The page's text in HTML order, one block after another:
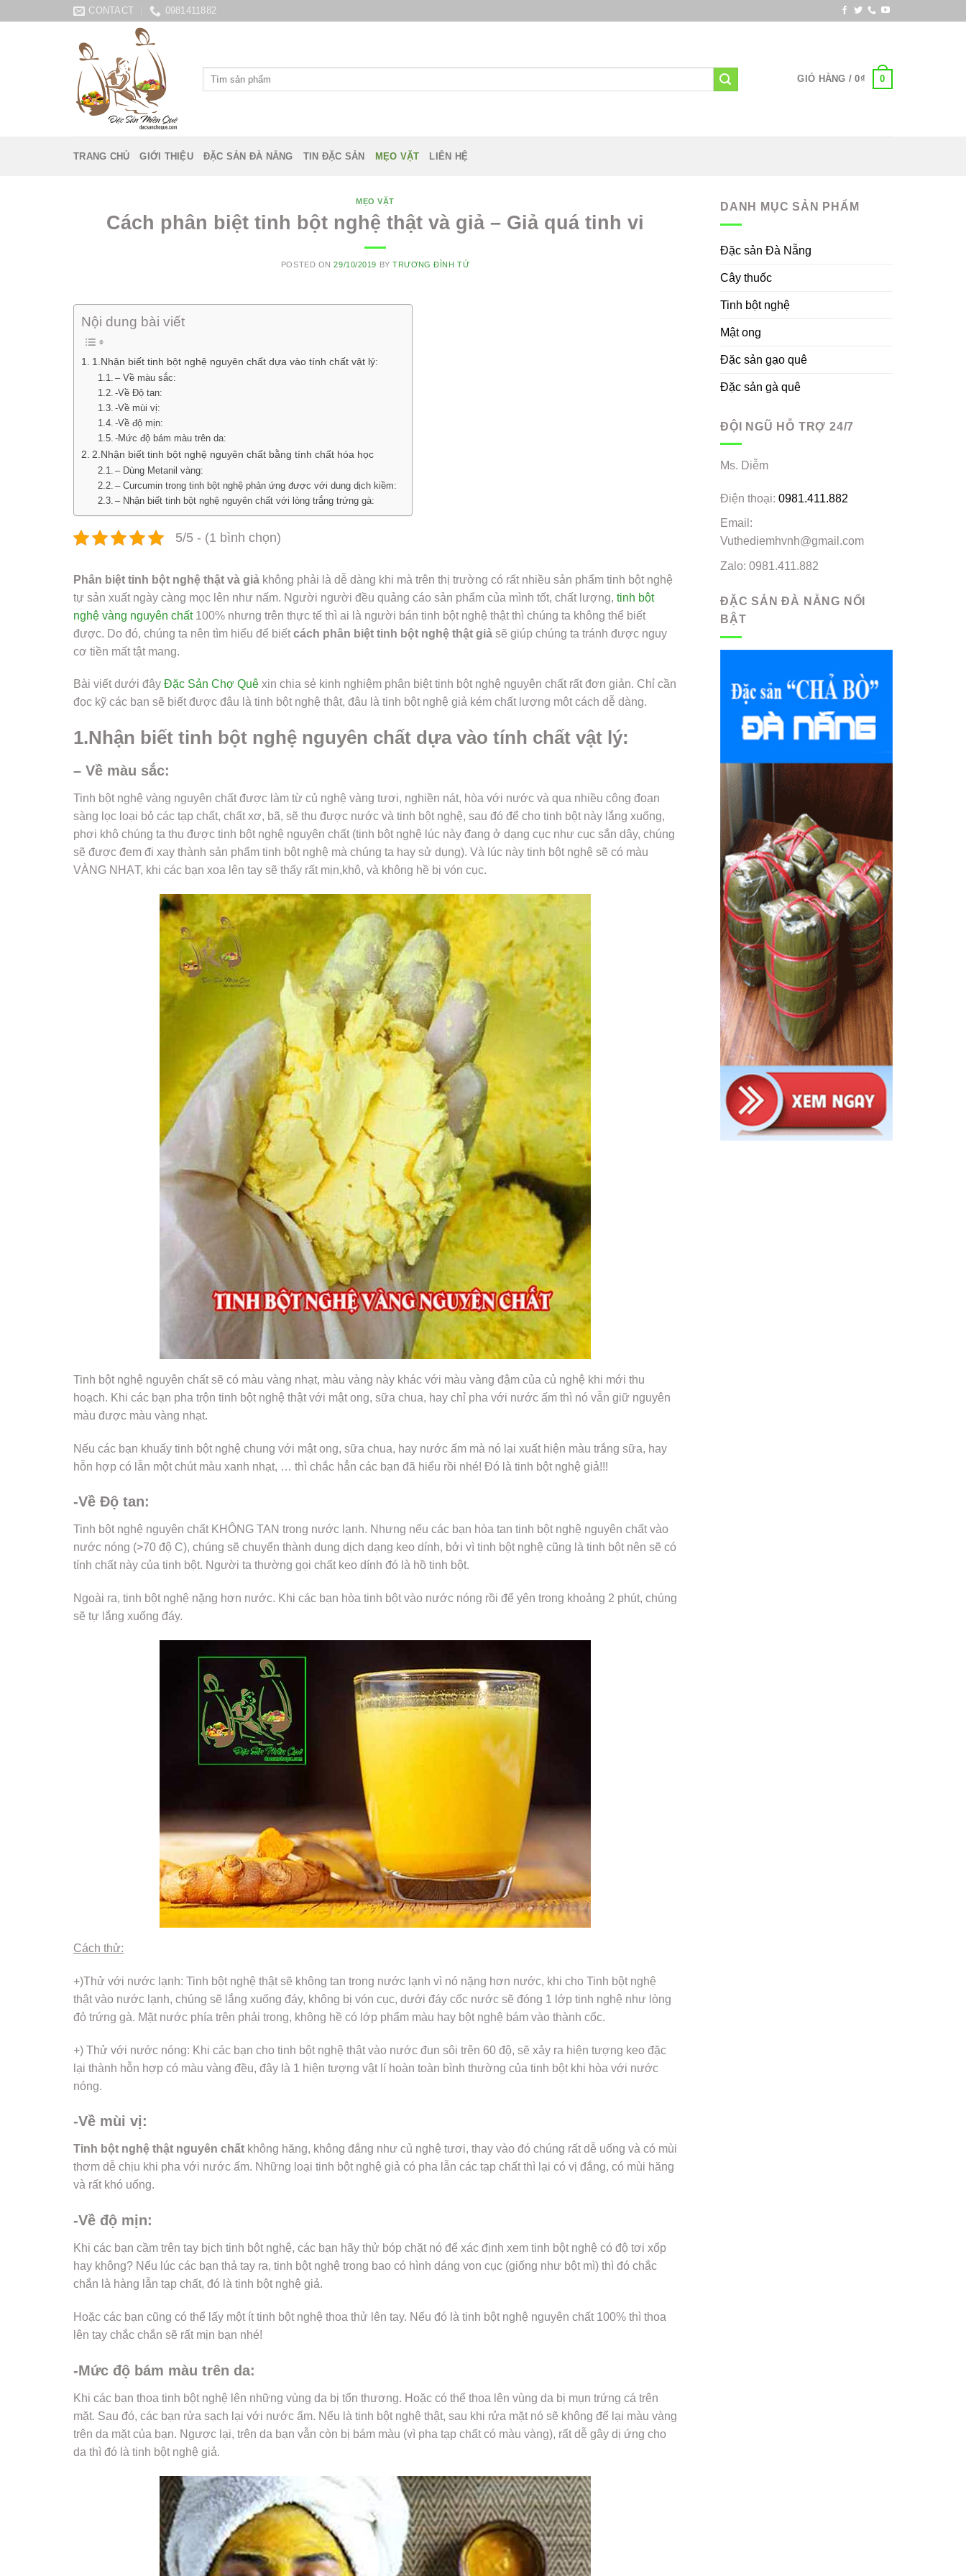
CONTACT 0981411882
Tìm
GIỎ HÀNG /0₫ 0
TRANG CHỦ GIỚI THIỆU ĐẶC SẢN ĐÀ NẴNG TIN ĐẶC SẢN MẸO VẶT LIÊN HỆ
MẸO VẶT
Cách phân biệt tinh bột nghệ thật và giả – Giả quá tinh vi
POSTED ON29/10/2019 BYTRƯƠNG ĐÌNH TỨ
Nội dung bài viết
1.Nhận biết tinh bột nghệ nguyên chất dựa vào tính chất vật lý:
– Về màu sắc:
-Về Độ tan:
-Về mùi vị:
-Về độ mịn:
-Mức độ bám màu trên da:
2.Nhận biết tinh bột nghệ nguyên chất bằng tính chất hóa học
– Dùng Metanil vàng:
– Curcumin trong tinh bột nghệ phản ứng được với dung dịch kiềm:
– Nhận biết tinh bột nghệ nguyên chất với lòng trắng trứng gà:
5/5 - (1 bình chọn)
Phân biệt tinh bột nghệ thật và giả không phải là dễ dàng khi mà trên thị trường có rất nhiều sản phẩm tinh bột nghệ
tự sản xuất ngày càng mọc lên như nấm. Người người đều quảng cáo sản phẩm của mình tốt, chất lượng, tinh bột
nghệ vàng nguyên chất100% nhưng trên thực tế thì ai là người bán tinh bột nghệ thật thì chúng ta không thể biết
được. Do đó, chúng ta nên tìm hiểu để biết cách phân biệt tinh bột nghệ thật giả sẽ giúp chúng ta tránh được nguy
cơ tiền mất tật mang.
Bài viết dưới đây Đặc Sản Chợ Quê xin chia sẻ kinh nghiệm phân biệt tinh bột nghệ nguyên chất rất đơn giản. Chỉ cần
đọc kỹ các bạn sẽ biết được đâu là tinh bột nghệ thật, đâu là tinh bột nghệ giả kém chất lượng một cách dễ dàng.
1.Nhận biết tinh bột nghệ nguyên chất dựa vào tính chất vật lý:
– Về màu sắc:
Tinh bột nghệ vàng nguyên chất được làm từ củ nghệ vàng tươi, nghiền nát, hòa với nước và qua nhiều công đoạn
sàng lọc loại bỏ các tạp chất, chất xơ, bã, sẽ thu được nước và tinh bột nghệ, sau đó để cho tinh bột này lắng xuống,
phơi khô chúng ta thu được tinh bột nghệ nguyên chất (tinh bột nghệ lúc này đang ở dạng cục như cục sắn dây, chúng
sẽ được đem đi xay thành sản phẩm tinh bột nghệ mà chúng ta hay sử dụng). Và lúc này tinh bột nghệ sẽ có màu
VÀNG NHẠT, khi các bạn xoa lên tay sẽ thấy rất mịn,khô, và không hề bị vón cục.
Tinh bột nghệ nguyên chất sẽ có màu vàng nhạt, màu vàng này khác với màu vàng đậm của củ nghệ khi mới thu
hoạch. Khi các bạn pha trộn tinh bột nghệ thật với mật ong, sữa chua, hay chỉ pha với nước ấm thì nó vẫn giữ nguyên
màu được màu vàng nhạt.
Nếu các bạn khuấy tinh bột nghệ chung với mật ong, sữa chua, hay nước ấm mà nó lại xuất hiện màu trắng sữa, hay
hỗn hợp có lẫn một chút màu xanh nhạt, … thì chắc hẳn các bạn đã hiểu rồi nhé! Đó là tinh bột nghệ giả!!!
-Về Độ tan:
Tinh bột nghệ nguyên chất KHÔNG TAN trong nước lạnh. Nhưng nếu các bạn hòa tan tinh bột nghệ nguyên chất vào
nước nóng (>70 độ C), chúng sẽ chuyển thành dung dịch dạng keo dính, bởi vì tinh bột nghệ cũng là tinh bột nên sẽ có
tính chất này của tinh bột. Người ta thường gọi chất keo dính đó là hồ tinh bột.
Ngoài ra, tinh bột nghệ nặng hơn nước. Khi các bạn hòa tinh bột vào nước nóng rồi để yên trong khoảng 2 phút, chúng
sẽ tự lắng xuống đáy.
Cách thử:
+)Thử với nước lạnh: Tinh bột nghệ thật sẽ không tan trong nước lạnh vì nó nặng hơn nước, khi cho Tinh bột nghệ
thật vào nước lạnh, chúng sẽ lắng xuống đáy, không bị vón cục, dưới đáy cốc nước sẽ đóng 1 lớp tinh nghệ như lòng
đỏ trứng gà. Mặt nước phía trên phải trong, không hề có lớp phẩm màu hay bột nghệ bám vào thành cốc.
+) Thử với nước nóng: Khi các bạn cho tinh bột nghệ thật vào nước đun sôi trên 60 độ, sẽ xảy ra hiện tượng keo đặc
lại thành hỗn hợp có màu vàng đều, đây là 1 hiện tượng vật lí hoàn toàn bình thường của tinh bột khi hòa với nước
nóng.
-Về mùi vị:
Tinh bột nghệ thật nguyên chất không hăng, không đắng như củ nghệ tươi, thay vào đó chúng rất dễ uống và có mùi
thơm dễ chịu khi pha với nước ấm. Những loại tinh bột nghệ giả có pha lẫn các tạp chất thì lại có vị đắng, có mùi hăng
và rất khó uống.
-Về độ mịn:
Khi các bạn cầm trên tay bịch tinh bột nghệ, các bạn hãy thử bóp chặt nó để xác định xem tinh bột nghệ có độ tơi xốp
hay không? Nếu lúc các bạn thả tay ra, tinh bột nghệ trong bao có hình dáng von cục (giống như bột mì) thì đó chắc
chắn là hàng lẫn tạp chất, đó là tinh bột nghệ giả.
Hoặc các bạn cũng có thể lấy một ít tinh bột nghệ thoa thử lên tay. Nếu đó là tinh bột nghệ nguyên chất 100% thì thoa
lên tay chắc chắn sẽ rất mịn bạn nhé!
-Mức độ bám màu trên da:
Khi các bạn thoa tinh bột nghệ lên những vùng da bị tổn thương. Hoặc có thể thoa lên vùng da bị mụn trứng cá trên
mặt. Sau đó, các bạn rửa sạch lại với nước ấm. Nếu là tinh bột nghệ thật, sau khi rửa mặt nó sẽ không để lại màu vàng
trên da mặt của bạn. Ngược lại, trên da bạn vẫn còn bị bám màu (vì pha tạp chất có màu vàng), rất dễ gây dị ứng cho
da thì đó là tinh bột nghệ giả.
DANH MỤC SẢN PHẨM
Đặc sản Đà Nẵng
Cây thuốc
Tinh bột nghệ
Mật ong
Đặc sản gạo quê
Đặc sản gà quê
ĐỘI NGŨ HỖ TRỢ 24/7
Ms. Diễm
Điện thoại: 0981.411.882
Email:
Vuthediemhvnh@gmail.com
Zalo: 0981.411.882
ĐẶC SẢN ĐÀ NẴNG NỔI
BẬT